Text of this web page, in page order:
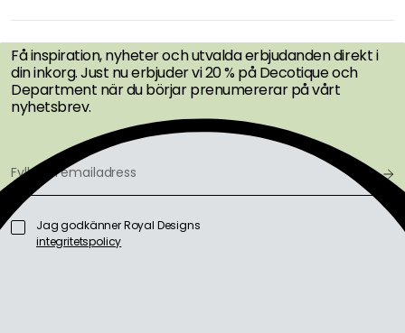
ERBJUDANDEN FÖRST
Få inspiration, nyheter och utvalda erbjudanden direkt i
din inkorg. Just nu erbjuder vi 20 % på Decotique och
Department när du börjar prenumererar på vårt
nyhetsbrev.
Jag godkänner Royal Designs
integritetspolicy